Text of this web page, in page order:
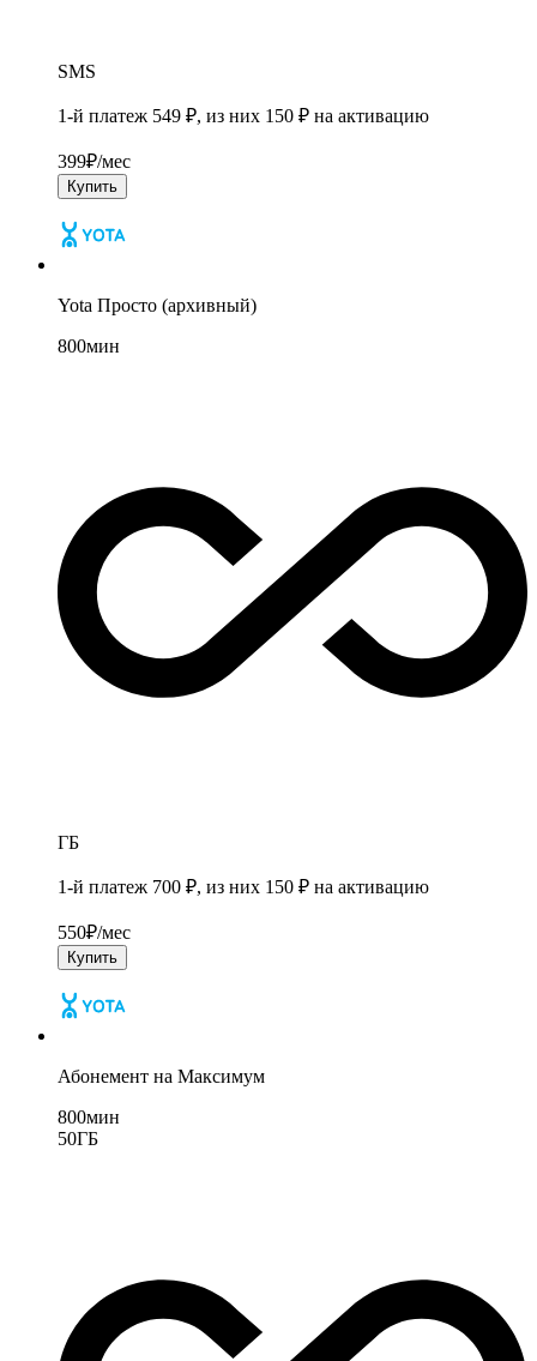
SMS
1-й платеж 549 ₽, из них 150 ₽ на активацию
399₽/мес
Купить
Yota Просто (архивный)
800мин
ГБ
1-й платеж 700 ₽, из них 150 ₽ на активацию
550₽/мес
Купить
Абонемент на Максимум
800мин
50ГБ